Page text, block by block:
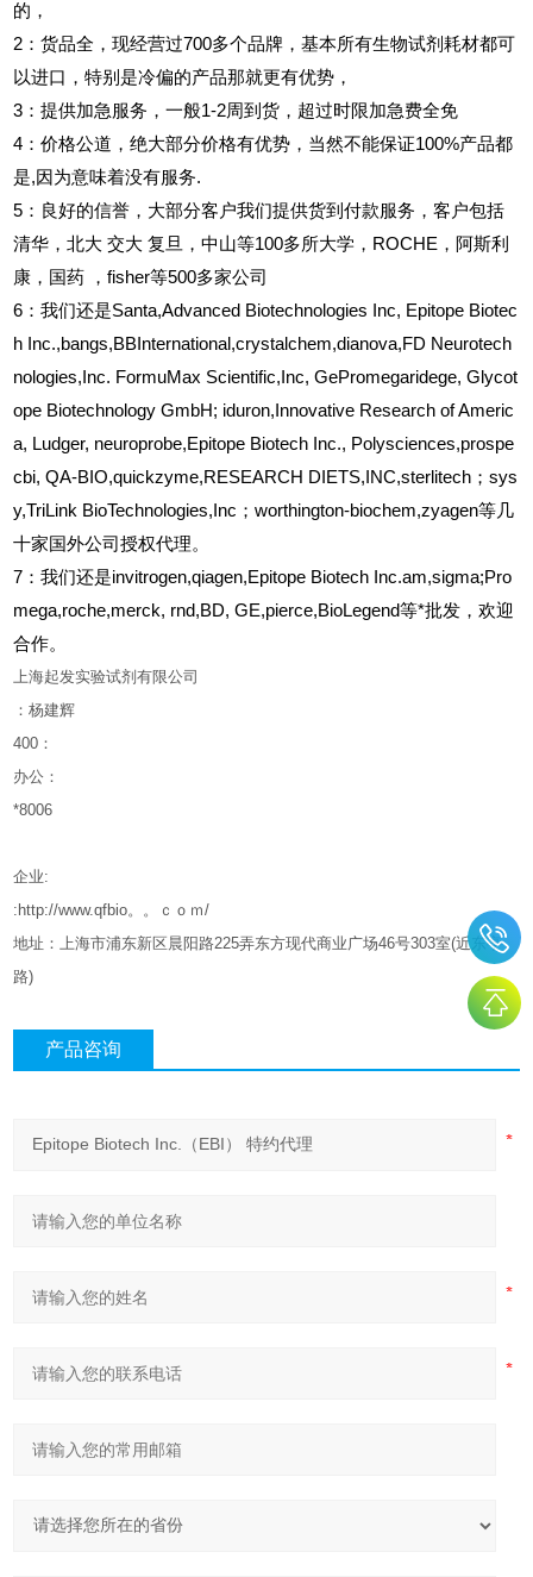
的，
2 ：货品全，现经营过700多个品牌，基本所有生物试剂耗材都可
以进口，特别是冷偏的产品那就更有优势，
3 ：提供加急服务，一般1-2周到货，超过时限加急费全免
4 ：价格公道，绝大部分价格有优势，当然不能保证100%产品都
是,因为意味着没有服务.
5 ：良好的信誉，大部分客户我们提供货到付款服务，客户包括
清华，北大 交大 复旦，中山等100多所大学，ROCHE，阿斯利
康，国药
，fisher等500多家公司
6 ：我们还是Santa,Advanced Biotechnologies Inc, Epitope Biotec
h Inc.,bangs,BBInternational,crystalchem,dianova,FD Neurotech
nologies,Inc. FormuMax Scientific,Inc, GePromegaridege, Glycot
ope Biotechnology GmbH; iduron,Innovative Research of Americ
a, Ludger, neuroprobe,Epitope Biotech Inc., Polysciences,prospe
cbi, QA-BIO,quickzyme,RESEARCH DIETS,INC,sterlitech；sys
y,TriLink BioTechnologies,Inc；worthington-biochem,zyagen等几
十家国外公司授权代理。
7：我们还是invitrogen,qiagen,Epitope Biotech Inc.am,sigma;Pro
mega,roche,merck, rnd,BD, GE,pierce,BioLegend等*批发，欢迎
合作。
上海起发实验试剂有限公司
：杨建辉
400 ：
办公：
*8006
企业:
:http://www.qfbio。。ｃｏｍ/
地址：上海市浦东新区晨阳路225弄东方现代商业广场46号303室(近东亭
路)
产品咨询